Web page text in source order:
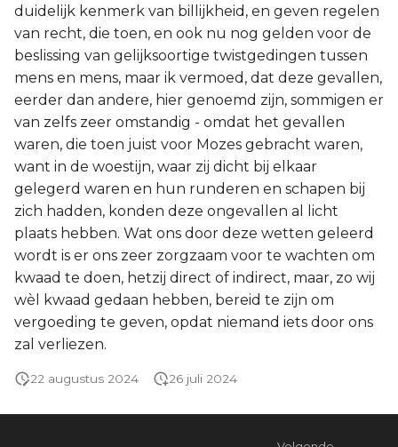
duidelijk kenmerk van billijkheid, en geven regelen
van recht, die toen, en ook nu nog gelden voor de
beslissing van gelijksoortige twistgedingen tussen
mens en mens, maar ik vermoed, dat deze gevallen,
eerder dan andere, hier genoemd zijn, sommigen er
van zelfs zeer omstandig - omdat het gevallen
waren, die toen juist voor Mozes gebracht waren,
want in de woestijn, waar zij dicht bij elkaar
gelegerd waren en hun runderen en schapen bij
zich hadden, konden deze ongevallen al licht
plaats hebben. Wat ons door deze wetten geleerd
wordt is er ons zeer zorgzaam voor te wachten om
kwaad te doen, hetzij direct of indirect, maar, zo wij
wèl kwaad gedaan hebben, bereid te zijn om
vergoeding te geven, opdat niemand iets door ons
zal verliezen.
22 augustus 2024 26 juli 2024